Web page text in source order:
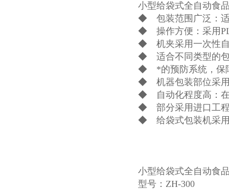
小型给袋式全自动食
◆ 包装范围广泛：适
◆ 操作方便：采用
◆ 机夹采用一次性自
◆ 适合不同类型的
◆ *的预防系统，保
◆ 机器包装部位采用
◆ 自动化程度高：在
◆ 部分采用进口工程
◆ 给袋式包装机采用
小型给袋式全自动食
型号：ZH-300